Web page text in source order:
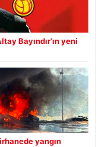
Bayındır’ın yeni
yangın